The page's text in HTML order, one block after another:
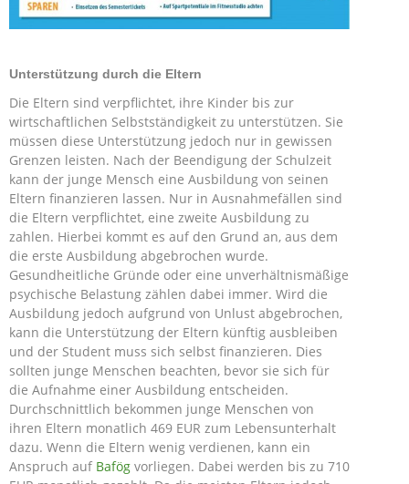
Unterstützung durch die Eltern
Die Eltern sind verpflichtet, ihre Kinder bis zur
wirtschaftlichen Selbstständigkeit zu unterstützen. Sie
müssen diese Unterstützung jedoch nur in gewissen
Grenzen leisten. Nach der Beendigung der Schulzeit
kann der junge Mensch eine Ausbildung von seinen
Eltern finanzieren lassen. Nur in Ausnahmefällen sind
die Eltern verpflichtet, eine zweite Ausbildung zu
zahlen. Hierbei kommt es auf den Grund an, aus dem
die erste Ausbildung abgebrochen wurde.
Gesundheitliche Gründe oder eine unverhältnismäßige
psychische Belastung zählen dabei immer. Wird die
Ausbildung jedoch aufgrund von Unlust abgebrochen,
kann die Unterstützung der Eltern künftig ausbleiben
und der Student muss sich selbst finanzieren. Dies
sollten junge Menschen beachten, bevor sie sich für
die Aufnahme einer Ausbildung entscheiden.
Durchschnittlich bekommen junge Menschen von
ihren Eltern monatlich 469 EUR zum Lebensunterhalt
dazu. Wenn die Eltern wenig verdienen, kann ein
Anspruch auf Bafög vorliegen. Dabei werden bis zu 710